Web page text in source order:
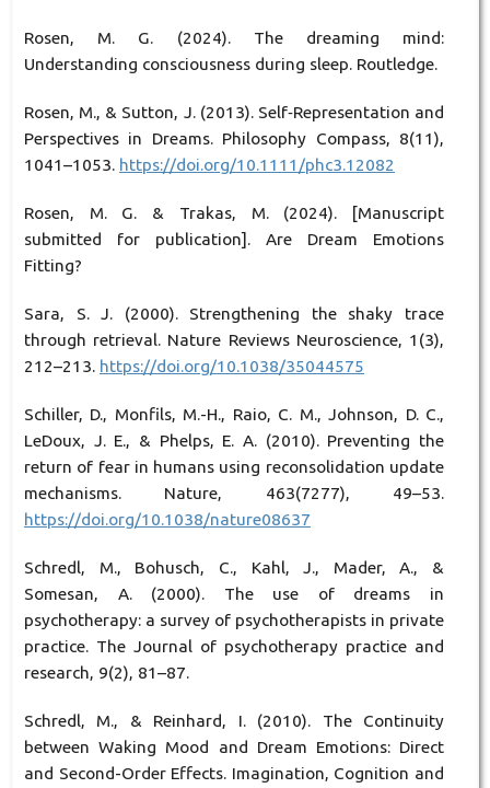
Rosen, M. G. (2024). The dreaming mind:
Understanding consciousness during sleep. Routledge.
Rosen, M., & Sutton, J. (2013). Self‐Representation and
Perspectives in Dreams. Philosophy Compass, 8(11),
1041–1053. https://doi.org/10.1111/phc3.12082
Rosen, M. G. & Trakas, M. (2024). [Manuscript
submitted for publication]. Are Dream Emotions
Fitting?
Sara, S. J. (2000). Strengthening the shaky trace
through retrieval. Nature Reviews Neuroscience, 1(3),
212–213. https://doi.org/10.1038/35044575
Schiller, D., Monfils, M.-H., Raio, C. M., Johnson, D. C.,
LeDoux, J. E., & Phelps, E. A. (2010). Preventing the
return of fear in humans using reconsolidation update
mechanisms. Nature, 463(7277), 49–53.
https://doi.org/10.1038/nature08637
Schredl, M., Bohusch, C., Kahl, J., Mader, A., &
Somesan, A. (2000). The use of dreams in
psychotherapy: a survey of psychotherapists in private
practice. The Journal of psychotherapy practice and
research, 9(2), 81–87.
Schredl, M., & Reinhard, I. (2010). The Continuity
between Waking Mood and Dream Emotions: Direct
and Second-Order Effects. Imagination, Cognition and